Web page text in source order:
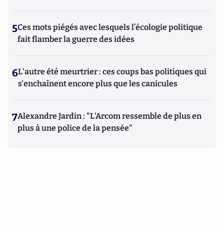
5Ces mots piégés avec lesquels l’écologie politique
fait flamber la guerre des idées
6L'autre été meurtrier : ces coups bas politiques qui
s'enchaînent encore plus que les canicules
7Alexandre Jardin : "L'Arcom ressemble de plus en
plus à une police de la pensée"